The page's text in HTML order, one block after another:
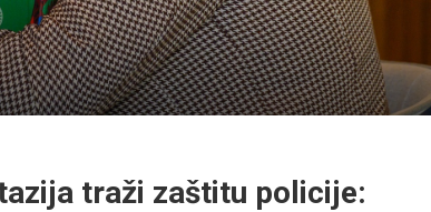
traži zaštitu policije: